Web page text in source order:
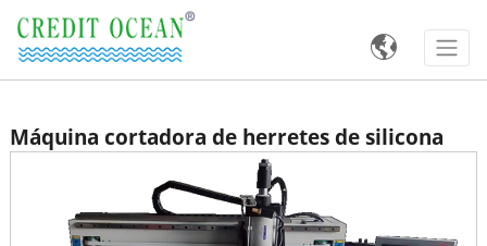

Máquina cortadora de herretes de silicona